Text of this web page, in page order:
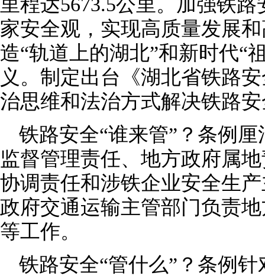
里程达5673.5公里。加强铁
家安全观，实现高质量发展
造“轨道上的湖北”和新时代“
义。制定出台《湖北省铁路
治思维和法治方式解决铁路
铁路安全“谁来管”？条例
监督管理责任、地方政府属
协调责任和涉铁企业安全生
政府交通运输主管部门负责
等工作。
铁路安全“管什么”？条例